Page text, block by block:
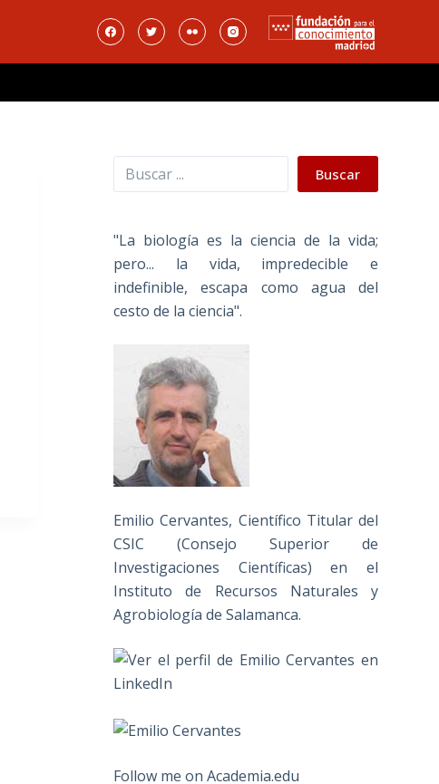
Buscar Buscar
"La biología es la ciencia de la vida;
pero... la vida, impredecible e
indefinible, escapa como agua del
cesto de la ciencia".
Emilio Cervantes, Científico Titular del
CSIC (Consejo Superior de
Investigaciones Científicas) en el
Instituto de Recursos Naturales y
Agrobiología de Salamanca.
Follow me on Academia.edu